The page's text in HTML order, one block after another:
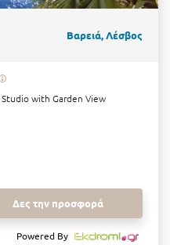
Βαρειά, Λέσβος
Studio with Garden View
Δες την προσφορά
Powered By